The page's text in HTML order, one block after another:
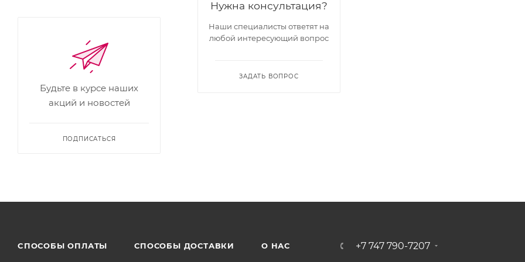
Нужна консультация?
Наши специалисты ответят на
любой интересующий вопрос
ЗАДАТЬ ВОПРОС
Будьте в курсе наших
акций и новостей
ПОДПИСАТЬСЯ
CПОСОБЫ ОПЛАТЫ СПОСОБЫ ДОСТАВКИ О НАС +7 747 790-7207